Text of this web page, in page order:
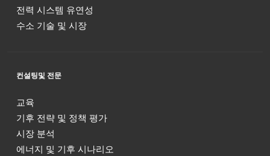
전력 시스템 유연성
수소 기술 및 시장
컨설팅및 전문
교육
기후 전략 및 정책 평가
시장 분석
에너지 및 기후 시나리오